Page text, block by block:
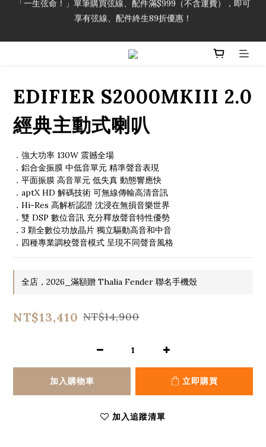
「一生弦命！」單筆購買弦線、配件滿$999（不含運費），即可
享有弦線、配件終生89折優惠！
加入會員即領2000元購物金。 加入購物車查看更多折扣！
享有弦線、配件終生89折優惠！
EDIFIER S2000MKIII 2.0
經典主動式喇叭
．強大功率 130W 震撼全場
．鋁合金振膜 中低音單元 精準聲音表現
．平面振膜 高音單元 低失真 動態響應快
．aptX HD 解碼技術 可無線傳輸高清音訊
．Hi-Res 高解析認證 沈浸在無損音樂世界
．雙 DSP 數位音訊 充分釋放聲音特性優勢
．3 顆全數位功放晶片 獨立驅動高音和中音
．四種專業調校聲音模式 呈現不同聲音風格
全店，2026_滿額贈 Thalia Fender 聯名手機殼
NT$13,410 NT$14,900
加入購物車 立即購買
加入追蹤清單